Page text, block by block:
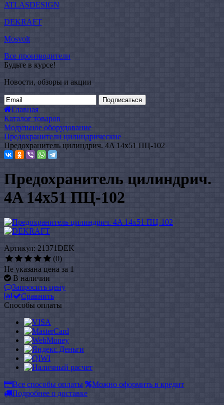
ATLASDESIGN
DEKRAFT
Mosvolt
Все производители
Будьте в курсе!
Новости, обзоры и акции
Подписаться
Главная
Каталог товаров
Модульное оборудование
Предохранители цилиндрические
Предохранитель цилиндрич. 4A 14x51 ПЦ-102
Предохранитель цилиндрич.
4A 14x51 ПЦ-102
Артикул: 21371DEK
(0)
Не указана цена за 1
В наличии
Запросить цену
Сравнить
Способы оплаты
Все способы оплаты
Можно оформить в кредит
Подробнее о доставке